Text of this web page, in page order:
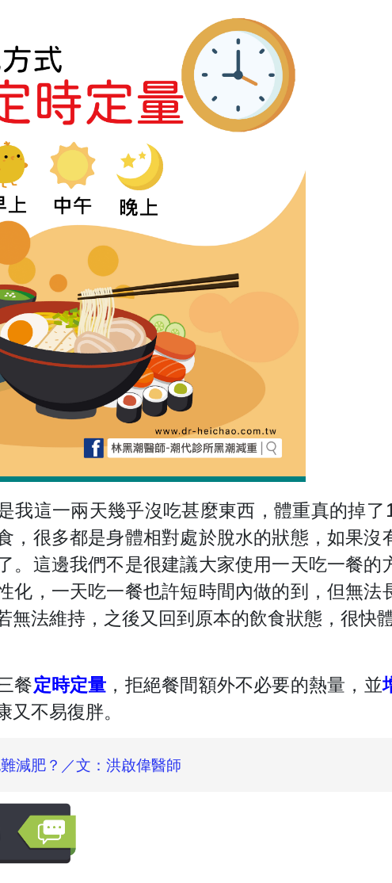
我這一兩天幾乎沒吃甚麼東西，體重真的掉
，很多都是身體相對處於脫水的狀態，如果沒
。這邊我們不是很建議大家使用一天吃一餐的
化，一天吃一餐也許短時間內做的到，但無法
無法維持，之後又回到原本的飲食狀態，很快
餐定時定量 ，拒絕餐間額外不必要的熱量，並
不易復胖。
減肥？／文：洪啟偉醫師